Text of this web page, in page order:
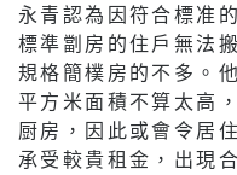
永青認為因符合標准
標準劏房的住戶無法
規格簡樸房的不多。
平方米面積不算太高
厨房，因此或會令居
承受較貴租金，出現